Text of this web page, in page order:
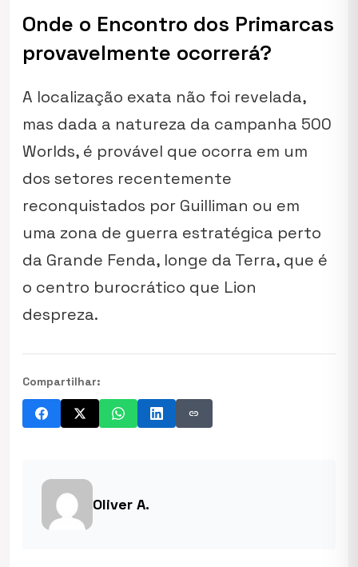
Onde o Encontro dos Primarcas
provavelmente ocorrerá?
A localização exata não foi revelada,
mas dada a natureza da campanha 500
Worlds, é provável que ocorra em um
dos setores recentemente
reconquistados por Guilliman ou em
uma zona de guerra estratégica perto
da Grande Fenda, longe da Terra, que é
o centro burocrático que Lion
despreza.
Compartilhar:
link
Oliver A.